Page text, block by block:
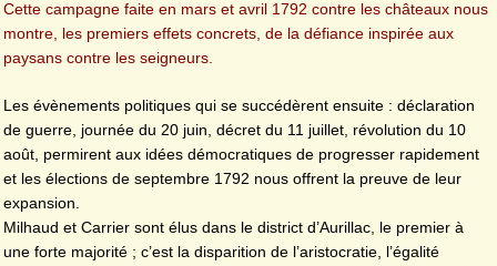
Cette campagne faite en mars et avril 1792 contre les châteaux nous
montre, les premiers effets concrets, de la défiance inspirée aux
paysans contre les seigneurs.
Les évènements politiques qui se succédèrent ensuite : déclaration
de guerre, journée du 20 juin, décret du 11 juillet, révolution du 10
août, permirent aux idées démocratiques de progresser rapidement
et les élections de septembre 1792 nous offrent la preuve de leur
expansion.
Milhaud et Carrier sont élus dans le district d’Aurillac, le premier à
une forte majorité ; c’est la disparition de l’aristocratie, l’égalité